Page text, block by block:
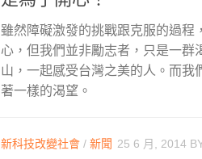
雖然障礙激發的挑戰跟克服的過程
心，但我們並非勵志者，只是一群
山，一起感受台灣之美的人。而我
著一樣的渴望。
新科技改變社會 / 新聞 25 6 月, 2014